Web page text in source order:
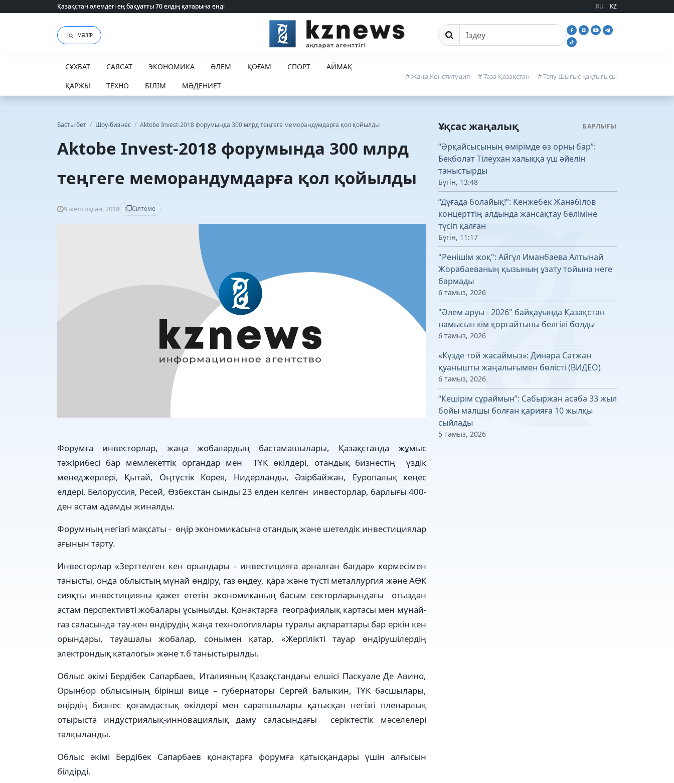
Қазақстан әлемдегі ең бақуатты 70 елдің қатарына енді
Қазақстан әлемдегі ең бақуатты 70 елдің қатарына енді RU KZ
МӘЗІР Сайттан іздеу
СҰХБАТ САЯСАТ ЭКОНОМИКА ӘЛЕМ ҚОҒАМ СПОРТ
АЙМАҚ
ҚАРЖЫ
ТЕХНО БІЛІМ МӘДЕНИЕТ
# Жаңа Конституция # Таза Қазақстан # Таяу Шығыс қақтығысы
Басты бет / Шоу-бизнес / Aktobe Invest-2018 форумында 300 млрд теңгеге меморандумдарға қол қойылды
Aktobe Invest-2018 форумында 300 млрд
теңгеге меморандумдарға қол қойылды
9 желтоқсан, 2018 Сілтеме
Форумға инвесторлар, жаңа жобалардың бастамашылары, Қазақстанда жұмыс
тәжірибесі бар мемлекеттік органдар мен ТҰК өкілдері, отандық бизнестің үздік
менеджерлері, Қытай, Оңтүстік Корея, Нидерланды, Әзірбайжан, Еуропалық кеңес
елдері, Белоруссия, Ресей, Өзбекстан сынды 23 елден келген инвесторлар, барлығы 400-
ден астам адамды жиналды.
Форумның негізгі мақсаты - өңір экономикасына отандық және шетелдік инвестициялар
ағынын тарту.
Инвесторлар «Зерттелген кен орындары – инвестицияға арналған бағдар» көрмесімен
танысты, онда облыстың мұнай өндіру, газ өңдеу, қара және түсті металлургия және АӨК
сияқты инвестицияны қажет ететін экономиканың басым секторларындағы отыздан
астам перспективті жобалары ұсынылды. Қонақтарға географиялық картасы мен мұнай-
газ саласында тау-кен өндірудің жаңа технологиялары туралы ақпараттары бар еркін кен
орындары, тауашалы жобалар, сонымен қатар, «Жергілікті тауар өндірушілердің
электрондық каталогы» және т.б таныстырылды.
Облыс әкімі Бердібек Сапарбаев, Италияның Қазақстандағы елшісі Паскуале Де Авино,
Орынбор облысының бірінші вице – губернаторы Сергей Балыкин, ТҰК басшылары,
өңірдің бизнес қоғамдастық өкілдері мен сарапшылары қатысқан негізгі пленарлық
отырыста индустриялық-инновациялық даму саласындағы серіктестік мәселелері
талқыланды.
Облыс әкімі Бердібек Сапарбаев қонақтарға форумға қатысқандары үшін алғысын
білдірді.
Ұқсас жаңалық БАРЛЫҒЫ
“Әрқайсысының өмірімде өз орны бар”:
Бекболат Тілеухан халыққа үш әйелін
таныстырды
Бүгін, 13:48
“Дұғада болайық!”: Кенжебек Жанәбілов
концерттің алдында жансақтау бөліміне
түсіп қалған
Бүгін, 11:17
"Ренішім жоқ": Айгүл Иманбаева Алтынай
Жорабаеваның қызының ұзату тойына неге
бармады
6 тамыз, 2026
"Әлем аруы - 2026" байқауында Қазақстан
намысын кім қорғайтыны белгілі болды
6 тамыз, 2026
«Күзде той жасаймыз»: Динара Сәтжан
қуанышты жаңалығымен бөлісті (ВИДЕО)
6 тамыз, 2026
“Кешірім сұраймын”: Сабыржан асаба 33 жыл
бойы малшы болған қарияға 10 жылқы
сыйлады
5 тамыз, 2026